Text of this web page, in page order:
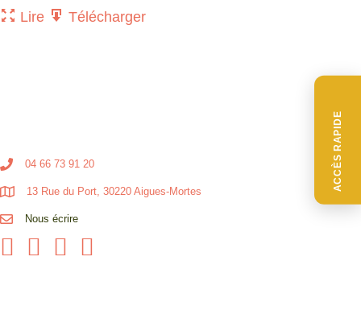
ACCÈS RAPIDE
Lire Télécharger
04 66 73 91 20
13 Rue du Port, 30220 Aigues-Mortes
Nous écrire